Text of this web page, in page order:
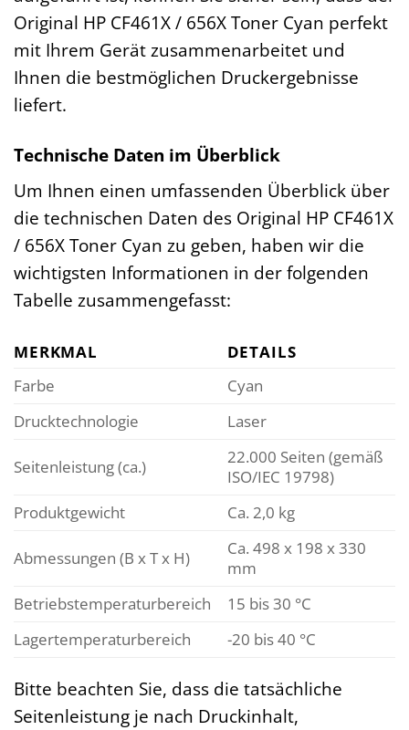
Original HP CF461X / 656X Toner Cyan perfekt
mit Ihrem Gerät zusammenarbeitet und
Ihnen die bestmöglichen Druckergebnisse
liefert.
Technische Daten im Überblick
Um Ihnen einen umfassenden Überblick über
die technischen Daten des Original HP CF461X
/ 656X Toner Cyan zu geben, haben wir die
wichtigsten Informationen in der folgenden
Tabelle zusammengefasst:
MERKMAL
DETAILS
Farbe
Cyan
Drucktechnologie
Laser
Seitenleistung (ca.)
22.000 Seiten (gemäß
ISO/IEC 19798)
Produktgewicht
Ca. 2,0 kg
Abmessungen (B x T x H)
Ca. 498 x 198 x 330
mm
Betriebstemperaturbereich
15 bis 30 °C
Lagertemperaturbereich
-20 bis 40 °C
Bitte beachten Sie, dass die tatsächliche
Seitenleistung je nach Druckinhalt,